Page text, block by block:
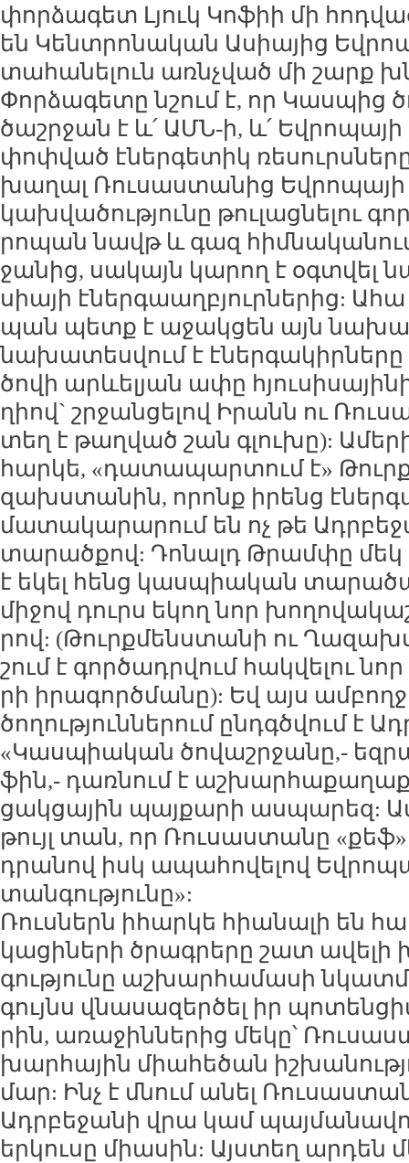
փոր­ձա­գետ Լյուկ Կո­ֆիի մի
են Կենտ­րո­նա­կան Ա­սիա­յից
տա­հա­նե­լուն առ­նչ­ված մի շարք
Փոր­ձա­գե­տը նշում է, որ
ծաշր­ջան է և՛ ԱՄՆ-ի, և՛
փոփ­ված է­ներ­գե­տիկ ռե­սուրս­նե­րը
խա­ղալ Ռու­սաս­տա­նից
կախ­վա­ծու­թյու­նը թու­լաց­նե­լու
րո­պան նավթ և գազ
ջա­նից, սա­կայն կա­րող է
սիա­յի է­ներ­գաաղ­բյուր­նե­րից:
պան պետք է ա­ջակ­ցեն այն
նա­խա­տես­վում է
ծո­վի արևե­լյան ա­փը
ղիով` շր­ջան­ցե­լով Ի­րանն ու
տեղ է թաղ­ված շան գլու­խը):
հար­կե, «դա­տա­պար­տում է»
զախս­տա­նին, ո­րոնք ի­րենց
մա­տա­կա­րա­րում են ոչ թե
տա­րած­քով: Դո­նալդ Թրամ­փը մեկ
է ե­կել հենց կաս­պիա­կան
մի­ջով դուրս ե­կող նոր
րով: (Թուրք­մենս­տա­նի ու
շում է գոր­ծադր­վում հակ­վե­լու
րի ի­րա­գործ­մա­նը): Եվ այս
ծո­ղու­թյուն­նե­րում ընդ­գծ­վում է
«Կաս­պիա­կան ծո­վաշր­ջա­նը,-
ֆին,- դառ­նում է
ցակ­ցա­յին պայ­քա­րի աս­պա­րեզ:
թույլ տան, որ Ռու­սաս­տա­նը
դրա­նով իսկ ա­պա­հո­վե­լով
տան­գու­թյու­նը»:
Ռուս­ներն ի­հար­կե հիա­նա­լի են
կա­ցի­նե­րի ծրագ­րե­րը շատ
գու­թյու­նը աշ­խար­հա­մա­սի
գույնս վնա­սա­զեր­ծել իր
րին, ա­ռա­ջին­նե­րից մե­կը՝
խար­հա­յին միա­հե­ծան
մար: Ինչ է մնում ա­նել
Ադր­բե­ջա­նի վրա կամ
եր­կու­սը միա­սին: Այս­տեղ ար­դեն